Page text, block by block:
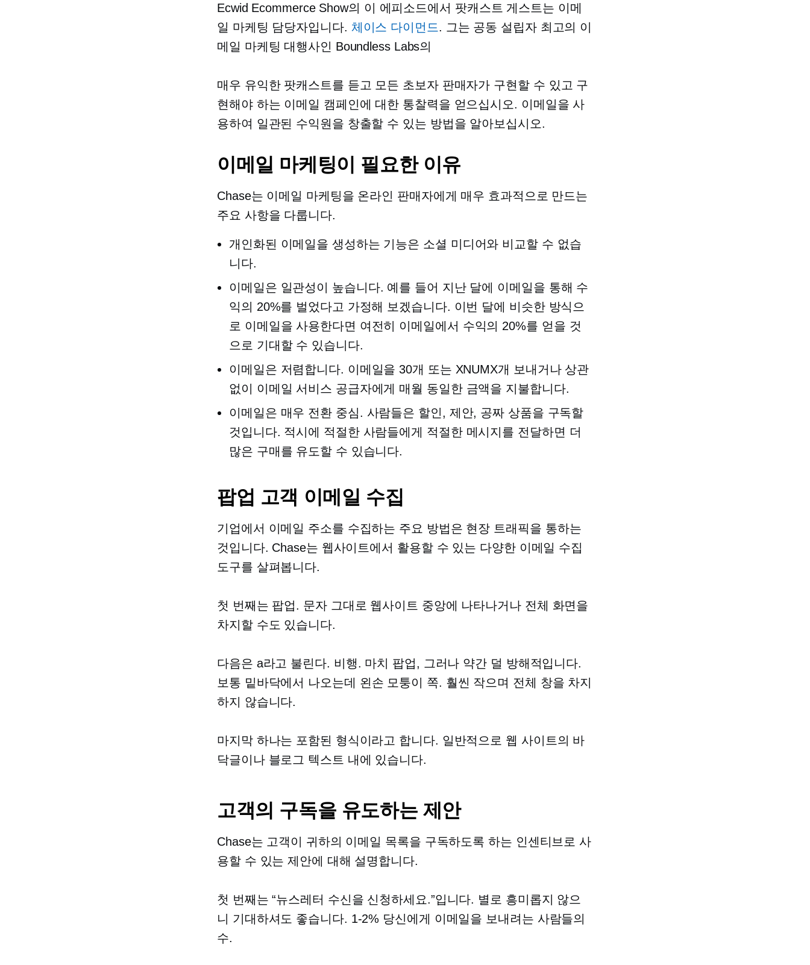
Ecwid Ecommerce Show의 이 에피소드에서 팟캐스트 게스트는 이메
일 마케팅 담당자입니다. 체이스 다이먼드. 그는 공동 설립자최고의 이
메일 마케팅 대행사인 Boundless Labs의
매우 유익한 팟캐스트를 듣고 모든 초보자 판매자가 구현할 수 있고 구
현해야 하는 이메일 캠페인에 대한 통찰력을 얻으십시오. 이메일을 사
용하여 일관된 수익원을 창출할 수 있는 방법을 알아보십시오.
이메일 마케팅이 필요한 이유
Chase는 이메일 마케팅을 온라인 판매자에게 매우 효과적으로 만드는
주요 사항을 다룹니다.
개인화된 이메일을 생성하는 기능은 소셜 미디어와 비교할 수 없습
니다.
이메일은 일관성이 높습니다. 예를 들어 지난 달에 이메일을 통해 수
익의 20%를 벌었다고 가정해 보겠습니다. 이번 달에 비슷한 방식으
로 이메일을 사용한다면 여전히 이메일에서 수익의 20%를 얻을 것
으로 기대할 수 있습니다.
이메일은 저렴합니다. 이메일을 30개 또는 XNUMX개 보내거나 상관
없이 이메일 서비스 공급자에게 매월 동일한 금액을 지불합니다.
이메일은 매우 전환 중심. 사람들은 할인, 제안, 공짜 상품을 구독할
것입니다. 적시에 적절한 사람들에게 적절한 메시지를 전달하면 더
많은 구매를 유도할 수 있습니다.
팝업 고객 이메일 수집
기업에서 이메일 주소를 수집하는 주요 방법은 현장 트래픽을 통하는
것입니다. Chase는 웹사이트에서 활용할 수 있는 다양한 이메일 수집
도구를 살펴봅니다.
첫 번째는 팝업. 문자 그대로 웹사이트 중앙에 나타나거나 전체 화면을
차지할 수도 있습니다.
다음은 a라고 불린다. 비행. 마치 팝업, 그러나 약간 덜 방해적입니다.
보통 밑바닥에서 나오는데 왼손 모퉁이 쪽. 훨씬 작으며 전체 창을 차지
하지 않습니다.
마지막 하나는 포함된 형식이라고 합니다. 일반적으로 웹 사이트의 바
닥글이나 블로그 텍스트 내에 있습니다.
고객의 구독을 유도하는 제안
Chase는 고객이 귀하의 이메일 목록을 구독하도록 하는 인센티브로 사
용할 수 있는 제안에 대해 설명합니다.
첫 번째는 “뉴스레터 수신을 신청하세요.”입니다. 별로 흥미롭지 않으
니 기대하셔도 좋습니다. 1-2% 당신에게 이메일을 보내려는 사람들의
수.